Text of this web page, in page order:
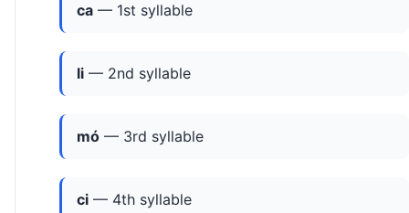
ca — 1st syllable
li — 2nd syllable
mó — 3rd syllable
ci — 4th syllable